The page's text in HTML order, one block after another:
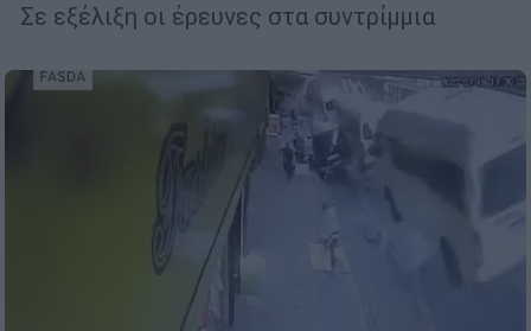
Σε εξέλιξη οι έρευνες στα συντρίμμια